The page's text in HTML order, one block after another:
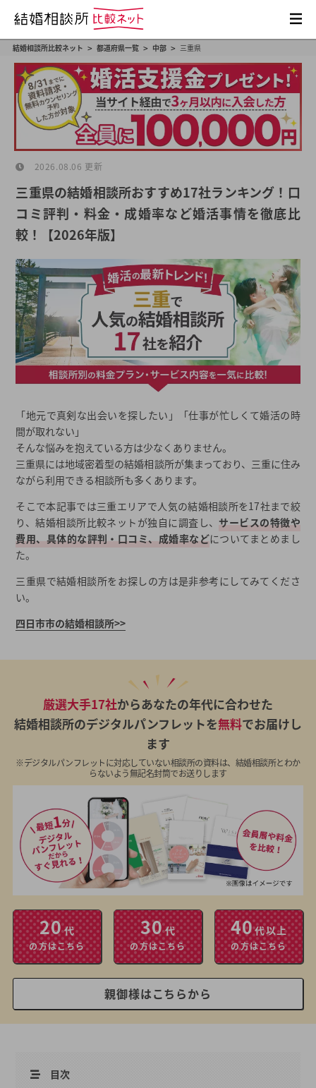
結婚相談所比較ネット > 都道府県一覧 > 中部 > 三重県
2026.08.06 更新
三重県の結婚相談所おすすめ17社ランキング！口
コミ評判・料金・成婚率など婚活事情を徹底比
較！【2026年版】
「地元で真剣な出会いを探したい」「仕事が忙しくて婚活の時
間が取れない」
そんな悩みを抱えている方は少なくありません。
三重県には地域密着型の結婚相談所が集まっており、三重に住み
ながら利用できる相談所も多くあります。
そこで本記事では三重エリアで人気の結婚相談所を17社まで絞
り、結婚相談所比較ネットが独自に調査し、サービスの特徴や
費用、具体的な評判・口コミ、成婚率などについてまとめまし
た。
三重県で結婚相談所をお探しの方は是非参考にしてみてくださ
い。
四日市市の結婚相談所>>
厳選大手17社からあなたの年代に合わせた
結婚相談所のデジタルパンフレットを無料でお届けし
ます
※デジタルパンフレットに対応していない相談所の資料は、結婚相談所とわか
らないよう無記名封筒でお送りします
20代
の方はこちら
30代
の方はこちら
40代以上
の方はこちら
親御様はこちらから
目次